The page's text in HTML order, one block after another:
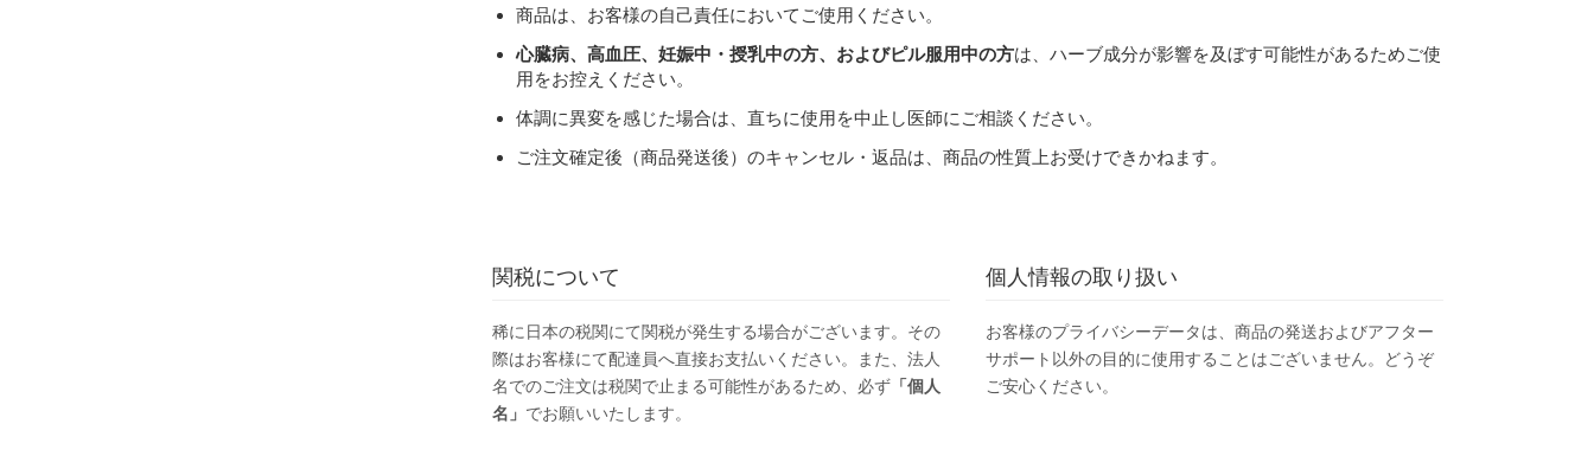
商品は、お客様の自己責任においてご使用ください。
心臓病、高血圧、妊娠中・授乳中の方、およびピル服用中の方は、ハーブ成分が影響を及ぼす可能性があるためご使
用をお控えください。
体調に異変を感じた場合は、直ちに使用を中止し医師にご相談ください。
ご注文確定後（商品発送後）のキャンセル・返品は、商品の性質上お受けできかねます。
関税について
稀に日本の税関にて関税が発生する場合がございます。その
際はお客様にて配達員へ直接お支払いください。また、法人
名でのご注文は税関で止まる可能性があるため、必ず「個人
名」 でお願いいたします。
個人情報の取り扱い
お客様のプライバシーデータは、商品の発送およびアフター
サポート以外の目的に使用することはございません。どうぞ
ご安心ください。